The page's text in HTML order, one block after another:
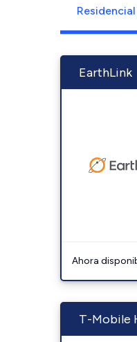
EarthLink
Ahora
T-Mobile